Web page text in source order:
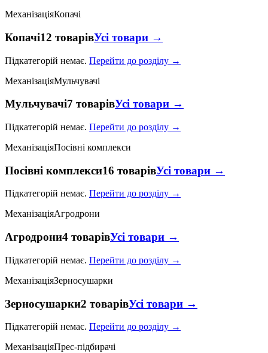
МеханізаціяКопачі
Копачі12 товарівУсі товари →
Підкатегорій немає. Перейти до розділу →
МеханізаціяМульчувачі
Мульчувачі7 товарівУсі товари →
Підкатегорій немає. Перейти до розділу →
МеханізаціяПосівні комплекси
Посівні комплекси16 товарівУсі товари →
Підкатегорій немає. Перейти до розділу →
МеханізаціяАгродрони
Агродрони4 товарівУсі товари →
Підкатегорій немає. Перейти до розділу →
МеханізаціяЗерносушарки
Зерносушарки2 товарівУсі товари →
Підкатегорій немає. Перейти до розділу →
МеханізаціяПрес-підбирачі